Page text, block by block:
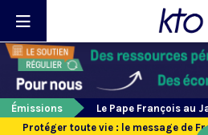
Émissions
Le Pape François au
Protéger toute vie : le message de